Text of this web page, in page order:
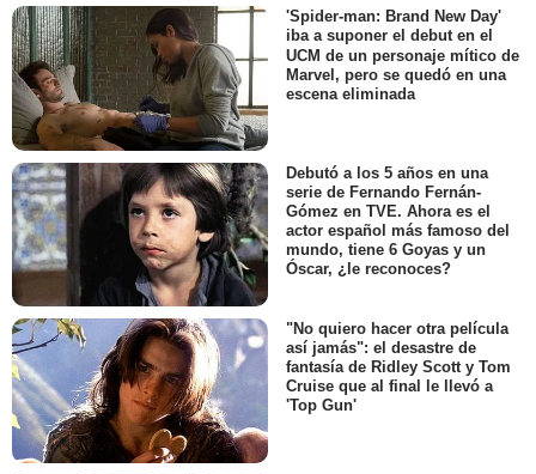
'Spider-man: Brand New Day'
iba a suponer el debut en el
UCM de un personaje mítico de
Marvel, pero se quedó en una
escena eliminada
Debutó a los 5 años en una
serie de Fernando Fernán-
Gómez en TVE. Ahora es el
actor español más famoso del
mundo, tiene 6 Goyas y un
Óscar, ¿le reconoces?
"No quiero hacer otra película
así jamás": el desastre de
fantasía de Ridley Scott y Tom
Cruise que al final le llevó a
'Top Gun'